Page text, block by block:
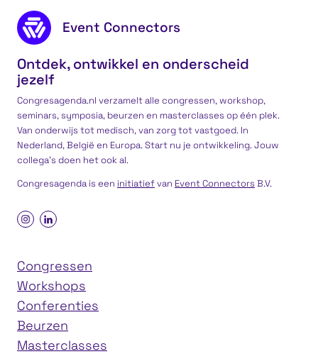
Footer content
Event Connectors
Ontdek, ontwikkel en onderscheid
jezelf
Congresagenda.nl verzamelt alle congressen, workshop,
seminars, symposia, beurzen en masterclasses op één plek.
Van onderwijs tot medisch, van zorg tot vastgoed. In
Nederland, België en Europa. Start nu je ontwikkeling. Jouw
collega’s doen het ook al.
Congresagenda is een initiatiefvan Event ConnectorsB.V.
Congressen
Workshops
Conferenties
Beurzen
Masterclasses